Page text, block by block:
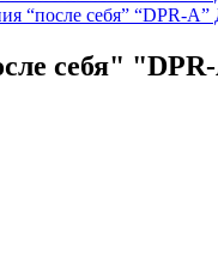
себя"